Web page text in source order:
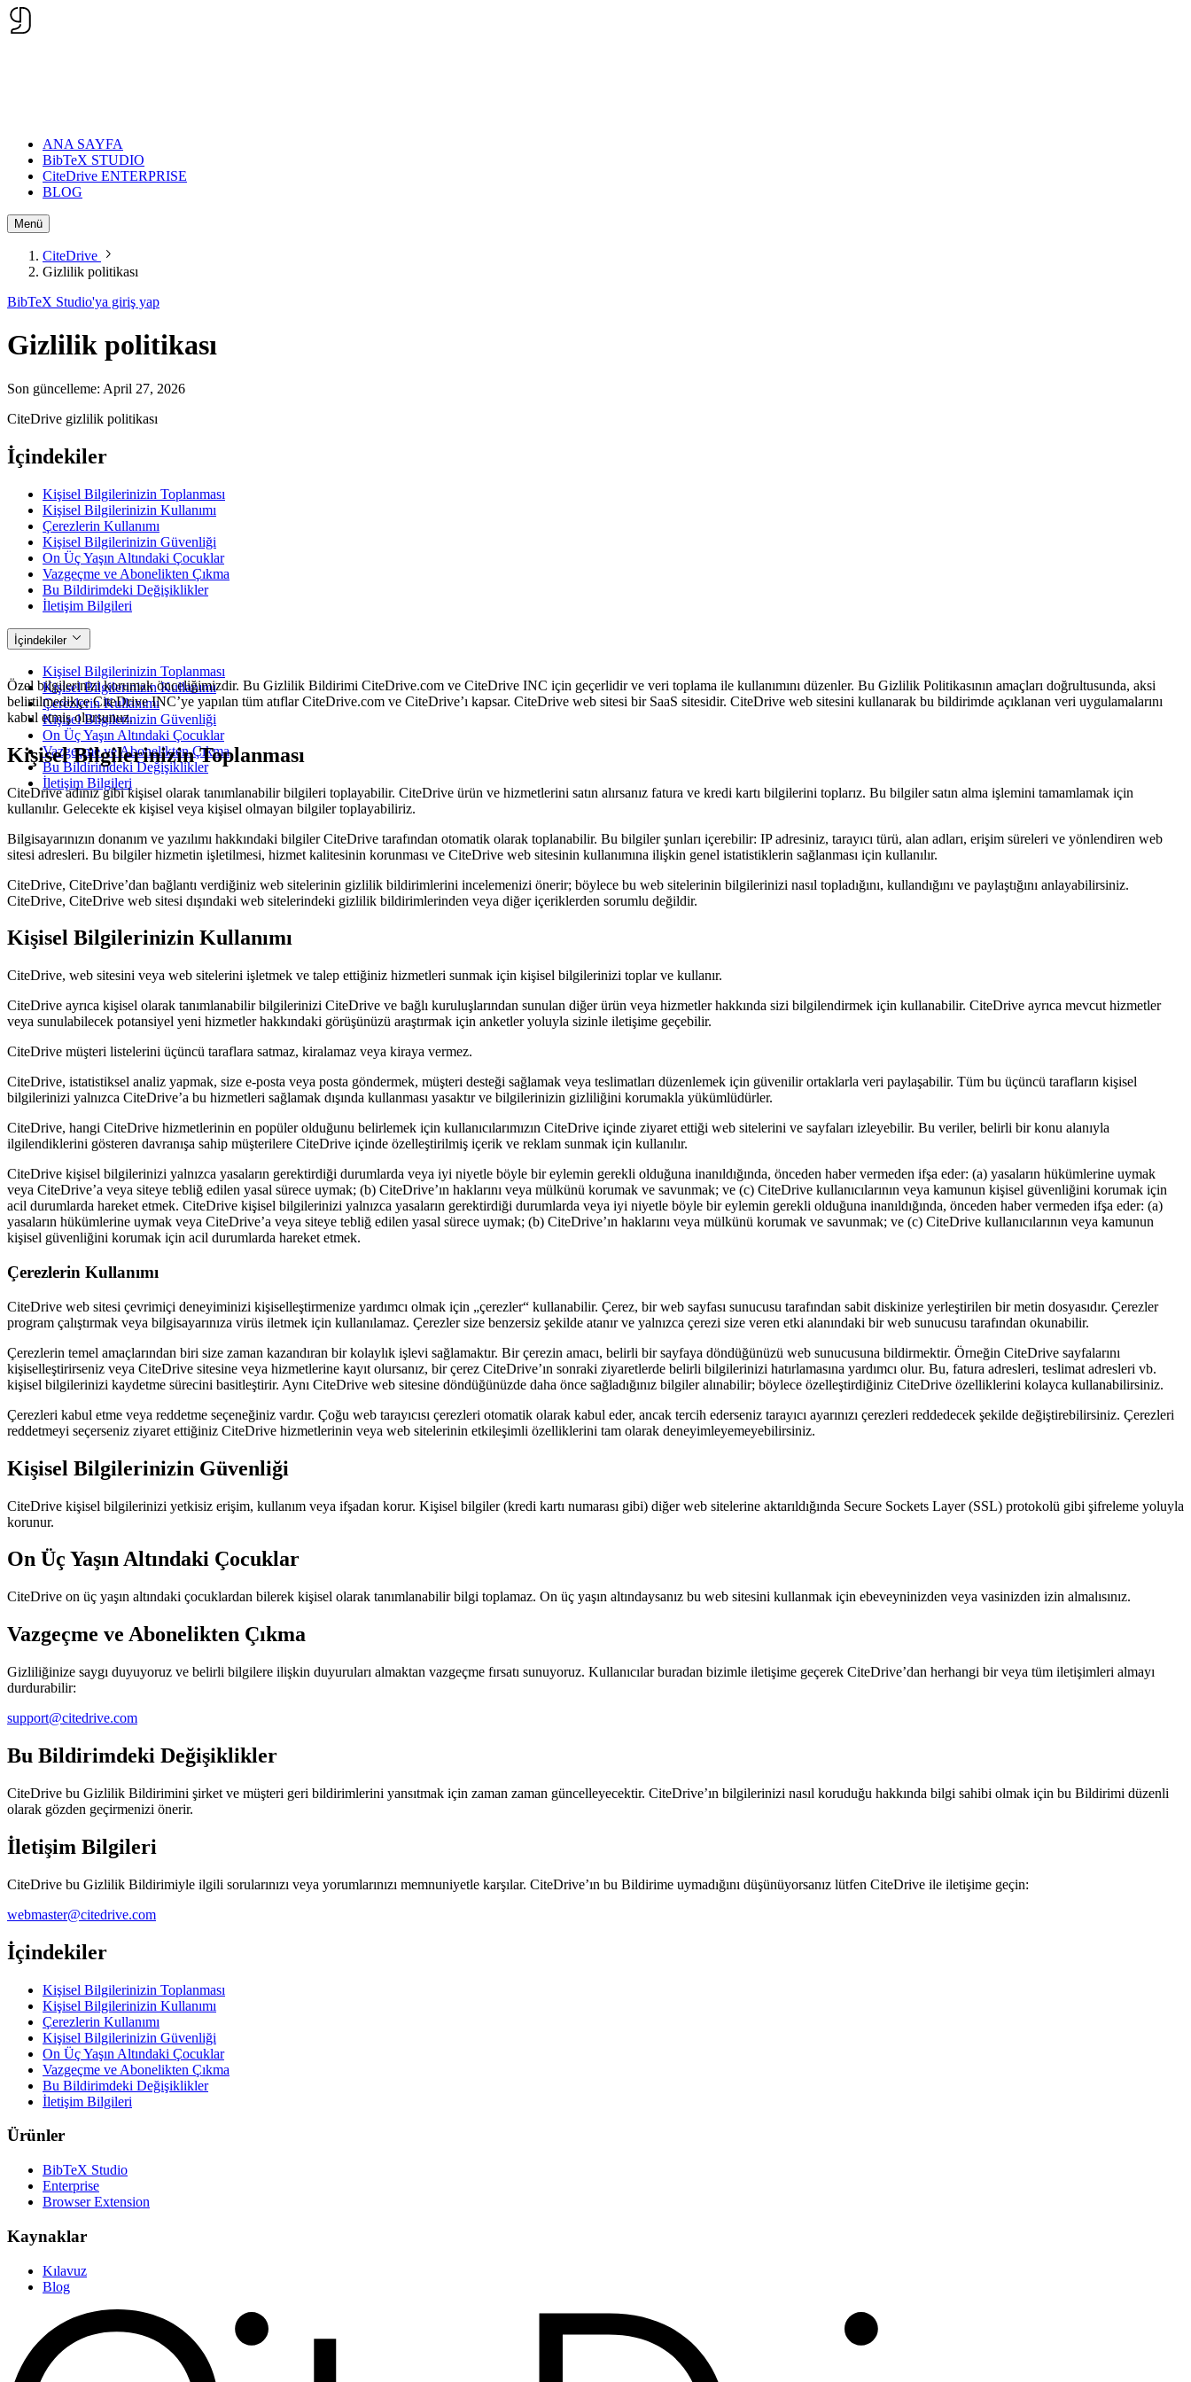
ANA SAYFA
BibTeX STUDIO
CiteDrive ENTERPRISE
BLOG
Menü
CiteDrive
Gizlilik politikası
BibTeX Studio'ya giriş yap
Gizlilik politikası
Son güncelleme: April 27, 2026
CiteDrive gizlilik politikası
İçindekiler
Kişisel Bilgilerinizin Toplanması
Kişisel Bilgilerinizin Kullanımı
Çerezlerin Kullanımı
Kişisel Bilgilerinizin Güvenliği
On Üç Yaşın Altındaki Çocuklar
Vazgeçme ve Abonelikten Çıkma
Bu Bildirimdeki Değişiklikler
İletişim Bilgileri
İçindekiler
Kişisel Bilgilerinizin Toplanması
Kişisel Bilgilerinizin Kullanımı
Çerezlerin Kullanımı
Kişisel Bilgilerinizin Güvenliği
On Üç Yaşın Altındaki Çocuklar
Vazgeçme ve Abonelikten Çıkma
Bu Bildirimdeki Değişiklikler
İletişim Bilgileri
Özel bilgilerinizi korumak önceliğimizdir. Bu Gizlilik Bildirimi CiteDrive.com ve CiteDrive INC için geçerlidir ve veri toplama ile kullanımını düzenler. Bu Gizlilik Politikasının amaçları doğrultusunda, aksi
belirtilmedikçe CiteDrive INC’ye yapılan tüm atıflar CiteDrive.com ve CiteDrive’ı kapsar. CiteDrive web sitesi bir SaaS sitesidir. CiteDrive web sitesini kullanarak bu bildirimde açıklanan veri uygulamalarını
kabul etmiş olursunuz.
Kişisel Bilgilerinizin Toplanması
CiteDrive adınız gibi kişisel olarak tanımlanabilir bilgileri toplayabilir. CiteDrive ürün ve hizmetlerini satın alırsanız fatura ve kredi kartı bilgilerini toplarız. Bu bilgiler satın alma işlemini tamamlamak için
kullanılır. Gelecekte ek kişisel veya kişisel olmayan bilgiler toplayabiliriz.
Bilgisayarınızın donanım ve yazılımı hakkındaki bilgiler CiteDrive tarafından otomatik olarak toplanabilir. Bu bilgiler şunları içerebilir: IP adresiniz, tarayıcı türü, alan adları, erişim süreleri ve yönlendiren web
sitesi adresleri. Bu bilgiler hizmetin işletilmesi, hizmet kalitesinin korunması ve CiteDrive web sitesinin kullanımına ilişkin genel istatistiklerin sağlanması için kullanılır.
CiteDrive, CiteDrive’dan bağlantı verdiğiniz web sitelerinin gizlilik bildirimlerini incelemenizi önerir; böylece bu web sitelerinin bilgilerinizi nasıl topladığını, kullandığını ve paylaştığını anlayabilirsiniz.
CiteDrive, CiteDrive web sitesi dışındaki web sitelerindeki gizlilik bildirimlerinden veya diğer içeriklerden sorumlu değildir.
Kişisel Bilgilerinizin Kullanımı
CiteDrive, web sitesini veya web sitelerini işletmek ve talep ettiğiniz hizmetleri sunmak için kişisel bilgilerinizi toplar ve kullanır.
CiteDrive ayrıca kişisel olarak tanımlanabilir bilgilerinizi CiteDrive ve bağlı kuruluşlarından sunulan diğer ürün veya hizmetler hakkında sizi bilgilendirmek için kullanabilir. CiteDrive ayrıca mevcut hizmetler
veya sunulabilecek potansiyel yeni hizmetler hakkındaki görüşünüzü araştırmak için anketler yoluyla sizinle iletişime geçebilir.
CiteDrive müşteri listelerini üçüncü taraflara satmaz, kiralamaz veya kiraya vermez.
CiteDrive, istatistiksel analiz yapmak, size e-posta veya posta göndermek, müşteri desteği sağlamak veya teslimatları düzenlemek için güvenilir ortaklarla veri paylaşabilir. Tüm bu üçüncü tarafların kişisel
bilgilerinizi yalnızca CiteDrive’a bu hizmetleri sağlamak dışında kullanması yasaktır ve bilgilerinizin gizliliğini korumakla yükümlüdürler.
CiteDrive, hangi CiteDrive hizmetlerinin en popüler olduğunu belirlemek için kullanıcılarımızın CiteDrive içinde ziyaret ettiği web sitelerini ve sayfaları izleyebilir. Bu veriler, belirli bir konu alanıyla
ilgilendiklerini gösteren davranışa sahip müşterilere CiteDrive içinde özelleştirilmiş içerik ve reklam sunmak için kullanılır.
CiteDrive kişisel bilgilerinizi yalnızca yasaların gerektirdiği durumlarda veya iyi niyetle böyle bir eylemin gerekli olduğuna inanıldığında, önceden haber vermeden ifşa eder: (a) yasaların hükümlerine uymak
veya CiteDrive’a veya siteye tebliğ edilen yasal sürece uymak; (b) CiteDrive’ın haklarını veya mülkünü korumak ve savunmak; ve (c) CiteDrive kullanıcılarının veya kamunun kişisel güvenliğini korumak için
acil durumlarda hareket etmek. CiteDrive kişisel bilgilerinizi yalnızca yasaların gerektirdiği durumlarda veya iyi niyetle böyle bir eylemin gerekli olduğuna inanıldığında, önceden haber vermeden ifşa eder: (a)
yasaların hükümlerine uymak veya CiteDrive’a veya siteye tebliğ edilen yasal sürece uymak; (b) CiteDrive’ın haklarını veya mülkünü korumak ve savunmak; ve (c) CiteDrive kullanıcılarının veya kamunun
kişisel güvenliğini korumak için acil durumlarda hareket etmek.
Çerezlerin Kullanımı
CiteDrive web sitesi çevrimiçi deneyiminizi kişiselleştirmenize yardımcı olmak için „çerezler“ kullanabilir. Çerez, bir web sayfası sunucusu tarafından sabit diskinize yerleştirilen bir metin dosyasıdır. Çerezler
program çalıştırmak veya bilgisayarınıza virüs iletmek için kullanılamaz. Çerezler size benzersiz şekilde atanır ve yalnızca çerezi size veren etki alanındaki bir web sunucusu tarafından okunabilir.
Çerezlerin temel amaçlarından biri size zaman kazandıran bir kolaylık işlevi sağlamaktır. Bir çerezin amacı, belirli bir sayfaya döndüğünüzü web sunucusuna bildirmektir. Örneğin CiteDrive sayfalarını
kişiselleştirirseniz veya CiteDrive sitesine veya hizmetlerine kayıt olursanız, bir çerez CiteDrive’ın sonraki ziyaretlerde belirli bilgilerinizi hatırlamasına yardımcı olur. Bu, fatura adresleri, teslimat adresleri vb.
kişisel bilgilerinizi kaydetme sürecini basitleştirir. Aynı CiteDrive web sitesine döndüğünüzde daha önce sağladığınız bilgiler alınabilir; böylece özelleştirdiğiniz CiteDrive özelliklerini kolayca kullanabilirsiniz.
Çerezleri kabul etme veya reddetme seçeneğiniz vardır. Çoğu web tarayıcısı çerezleri otomatik olarak kabul eder, ancak tercih ederseniz tarayıcı ayarınızı çerezleri reddedecek şekilde değiştirebilirsiniz. Çerezleri
reddetmeyi seçerseniz ziyaret ettiğiniz CiteDrive hizmetlerinin veya web sitelerinin etkileşimli özelliklerini tam olarak deneyimleyemeyebilirsiniz.
Kişisel Bilgilerinizin Güvenliği
CiteDrive kişisel bilgilerinizi yetkisiz erişim, kullanım veya ifşadan korur. Kişisel bilgiler (kredi kartı numarası gibi) diğer web sitelerine aktarıldığında Secure Sockets Layer (SSL) protokolü gibi şifreleme yoluyla
korunur.
On Üç Yaşın Altındaki Çocuklar
CiteDrive on üç yaşın altındaki çocuklardan bilerek kişisel olarak tanımlanabilir bilgi toplamaz. On üç yaşın altındaysanız bu web sitesini kullanmak için ebeveyninizden veya vasinizden izin almalısınız.
Vazgeçme ve Abonelikten Çıkma
Gizliliğinize saygı duyuyoruz ve belirli bilgilere ilişkin duyuruları almaktan vazgeçme fırsatı sunuyoruz. Kullanıcılar buradan bizimle iletişime geçerek CiteDrive’dan herhangi bir veya tüm iletişimleri almayı
durdurabilir:
support@citedrive.com
Bu Bildirimdeki Değişiklikler
CiteDrive bu Gizlilik Bildirimini şirket ve müşteri geri bildirimlerini yansıtmak için zaman zaman güncelleyecektir. CiteDrive’ın bilgilerinizi nasıl koruduğu hakkında bilgi sahibi olmak için bu Bildirimi düzenli
olarak gözden geçirmenizi önerir.
İletişim Bilgileri
CiteDrive bu Gizlilik Bildirimiyle ilgili sorularınızı veya yorumlarınızı memnuniyetle karşılar. CiteDrive’ın bu Bildirime uymadığını düşünüyorsanız lütfen CiteDrive ile iletişime geçin:
webmaster@citedrive.com
İçindekiler
Kişisel Bilgilerinizin Toplanması
Kişisel Bilgilerinizin Kullanımı
Çerezlerin Kullanımı
Kişisel Bilgilerinizin Güvenliği
On Üç Yaşın Altındaki Çocuklar
Vazgeçme ve Abonelikten Çıkma
Bu Bildirimdeki Değişiklikler
İletişim Bilgileri
Ürünler
BibTeX Studio
Enterprise
Browser Extension
Kaynaklar
Kılavuz
Blog